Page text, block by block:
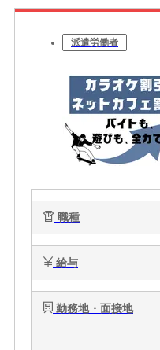
派遣労働者
職種
給与
勤務地・面接地